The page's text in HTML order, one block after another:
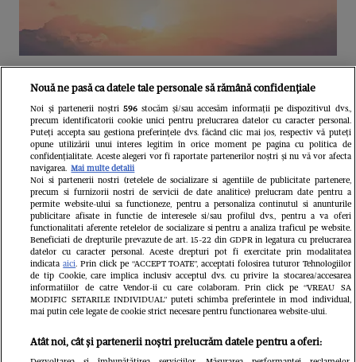
Unul dintre cele mai folosite
aeroporturi din Europa își închide
complet porțile timp de trei luni.
Milioane de pasageri, afectați
Nouă ne pasă ca datele tale personale să rămână confidențiale
Noi și partenerii noștri 596stocăm și/sau accesăm informații pe dispozitivul dvs.,
precum identificatorii cookie unici pentru prelucrarea datelor cu caracter personal.
Puteți accepta sau gestiona preferințele dvs. făcând clic mai jos, respectiv vă puteți
opune utilizării unui interes legitim în orice moment pe pagina cu politica de
confidențialitate. Aceste alegeri vor fi raportate partenerilor noștri și nu vă vor afecta
navigarea. Mai multe detalii
Noi si partenerii nostri (retelele de socializare si agentiile de publicitate partenere,
precum si furnizorii nostri de servicii de date analitice) prelucram date pentru a
permite website-ului sa functioneze, pentru a personaliza continutul si anunturile
publicitare afisate in functie de interesele si/sau profilul dvs., pentru a va oferi
functionalitati aferente retelelor de socializare si pentru a analiza traficul pe website.
Beneficiati de drepturile prevazute de art. 15-22 din GDPR in legatura cu prelucrarea
datelor cu caracter personal. Aceste drepturi pot fi exercitate prin modalitatea
indicataaici. Prin click pe “ACCEPT TOATE”, acceptati folosirea tuturor Tehnologiilor
de tip Cookie, care implica inclusiv acceptul dvs. cu privire la stocarea/accesarea
informatiilor de catre Vendor-ii cu care colaboram. Prin click pe “VREAU SA
MODIFIC SETARILE INDIVIDUAL” puteti schimba preferintele in mod individual,
mai putin cele legate de cookie strict necesare pentru functionarea website-ului.
Atât noi, cât și partenerii noștri prelucrăm datele pentru a oferi: